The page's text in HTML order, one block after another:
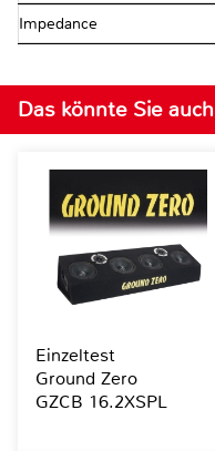
Impedance
Das könnte Sie
Einzeltest
Ground Zero
GZCB 16.2XSPL